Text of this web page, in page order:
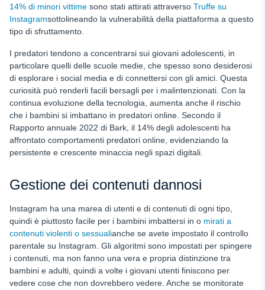
14% di minori vittime sono stati attirati attraverso Truffe su
Instagramsottolineando la vulnerabilità della piattaforma a questo
tipo di sfruttamento.
I predatori tendono a concentrarsi sui giovani adolescenti, in
particolare quelli delle scuole medie, che spesso sono desiderosi
di esplorare i social media e di connettersi con gli amici. Questa
curiosità può renderli facili bersagli per i malintenzionati. Con la
continua evoluzione della tecnologia, aumenta anche il rischio
che i bambini si imbattano in predatori online. Secondo il
Rapporto annuale 2022 di Bark, il 14% degli adolescenti ha
affrontato comportamenti predatori online, evidenziando la
persistente e crescente minaccia negli spazi digitali.
Gestione dei contenuti dannosi
Instagram ha una marea di utenti e di contenuti di ogni tipo,
quindi è piuttosto facile per i bambini imbattersi in o mirati a
contenuti violenti o sessualianche se avete impostato il controllo
parentale su Instagram. Gli algoritmi sono impostati per spingere
i contenuti, ma non fanno una vera e propria distinzione tra
bambini e adulti, quindi a volte i giovani utenti finiscono per
vedere cose che non dovrebbero vedere. Anche se monitorate